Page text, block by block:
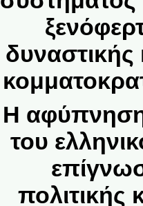
δυναστικής
Η
του
πολιτικής